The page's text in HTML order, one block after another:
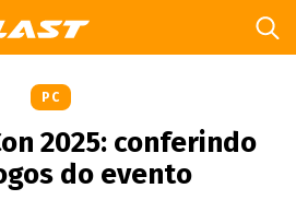
PC
2025: conferindo
do evento